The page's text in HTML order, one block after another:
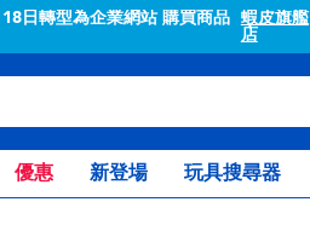
日轉型為企業網站 購買商品 蝦皮旗艦
店
優惠 新登場 玩具搜尋器